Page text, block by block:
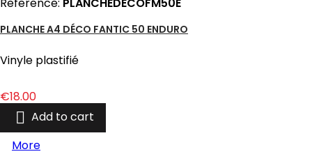
PLANCHE A4 DÉCO FANTIC 50 ENDURO
Vinyle plastifié
Price
€18.00
 Add to cart
More